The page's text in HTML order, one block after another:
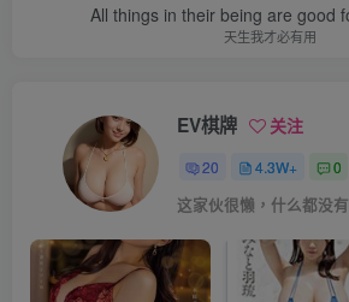
All things in their being are good
天生我才必有用
EV棋牌 关注
20 4.3W+ 0
这家伙很懒，什么都没